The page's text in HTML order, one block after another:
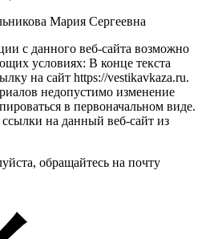
Мария Сергеевна
с данного веб-сайта возможно
условиях: В конце текста
на сайт https://vestikavkaza.ru.
недопустимо изменение
в первоначальном виде.
на данный веб-сайт из
обращайтесь на почту